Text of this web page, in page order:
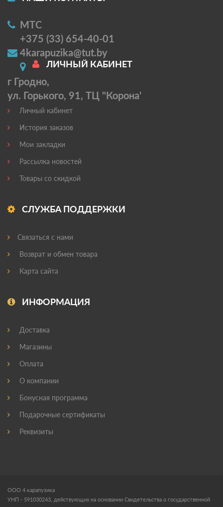
МТС
+375 (33) 654-40-01
4karapuzika@tut.by
г Гродно,
ул. Горького, 91, ТЦ "Корона'
ЛИЧНЫЙ КАБИНЕТ
Личный кабинет
История заказов
Мои закладки
Рассылка новостей
Товары со скидкой
СЛУЖБА ПОДДЕРЖКИ
Связаться с нами
Возврат и обмен товара
Карта сайта
ИНФОРМАЦИЯ
Доставка
Магазины
Оплата
О компании
Бонусная программа
Подарочные сертификаты
Реквизиты
ООО 4 карапузика
УНП - 591030243, действующих на основании Свидетельства о государственной